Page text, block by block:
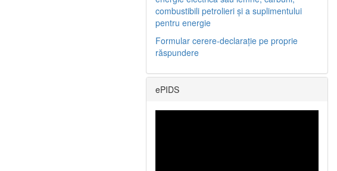
combustibili petrolieri și a suplimentului
pentru energie
Formular cerere-declarație pe proprie
răspundere
ePIDS